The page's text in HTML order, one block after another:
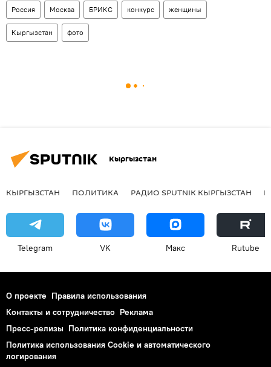
Россия Москва БРИКС конкурс женщины
Кыргызстан фото
Кыргызстан
КЫРГЫЗСТАН ПОЛИТИКА РАДИО SPUTNIK КЫРГЫЗСТАН
Telegram VK Макс Rutube
О проекте Правила использования
Контакты и сотрудничество Реклама
Пресс-релизы Политика конфиденциальности
Политика использования Cookie и автоматического
логирования